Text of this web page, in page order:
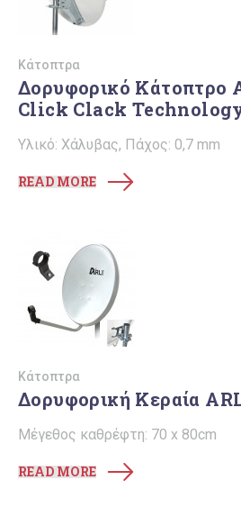
Κάτοπτρα
Δορυφορικό Κάτοπτρο
Click Clack
Υλικό: Χάλυβας, Πάχος: 0,7 mm
READ MORE
Κάτοπτρα
Δορυφορική Κεραία
Μέγεθος καθρέφτη: 70 x 80cm
READ MORE